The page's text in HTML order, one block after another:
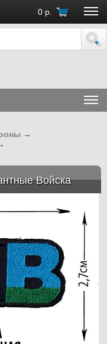
0 р.
(Москва)
→
Войска